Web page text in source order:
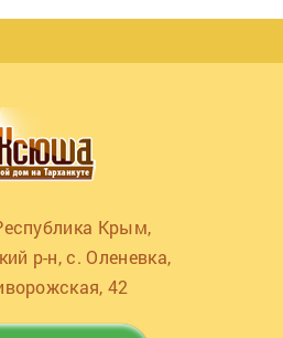
Крым,
р-н, с. Оленевка,
42